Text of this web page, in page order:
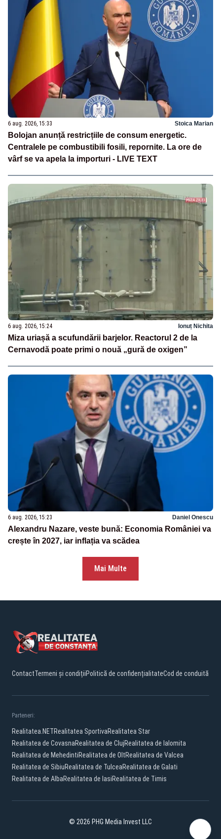
6 aug. 2026, 15:33 Stoica Marian
Bolojan anunță restricțiile de consum energetic.
Centralele pe combustibili fosili, repornite. La ore de
vârf se va apela la importuri - LIVE TEXT
6 aug. 2026, 15:24 Ionuț Nichita
Miza uriașă a scufundării barjelor. Reactorul 2 de la
Cernavodă poate primi o nouă „gură de oxigen”
6 aug. 2026, 15:23 Daniel Onescu
Alexandru Nazare, veste bună: Economia României va
crește în 2027, iar inflația va scădea
Mai Multe
ContactTermeni și condițiiPolitică de confidențialitateCod de conduită
Parteneri:
Realitatea.NETRealitatea SportivaRealitatea Star
Realitatea de CovasnaRealitatea de ClujRealitatea de Ialomita
Realitatea de MehedintiRealitatea de OltRealitatea de Valcea
Realitatea de SibiuRealitatea de TulceaRealitatea de Galati
Realitatea de AlbaRealitatea de IasiRealitatea de Timis
© 2026 PHG Media Invest LLC